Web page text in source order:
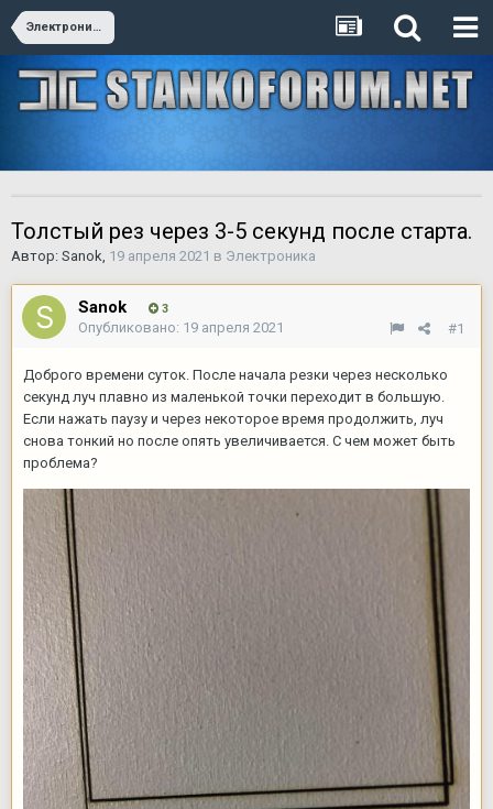
Электроника
Толстый рез через 3-5 секунд после старта.
Автор: Sanok, 19 апреля 2021 в Электроника
Sanok 3
#1
Опубликовано: 19 апреля 2021
Доброго времени суток. После начала резки через несколько
секунд луч плавно из маленькой точки переходит в большую.
Если нажать паузу и через некоторое время продолжить, луч
снова тонкий но после опять увеличивается. С чем может быть
проблема?